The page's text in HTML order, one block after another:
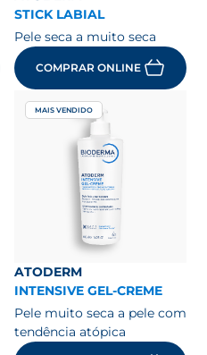
STICK LABIAL
Pele seca a muito seca
COMPRAR ONLINE
MAIS VENDIDO
ATODERM
INTENSIVE GEL-CREME
Pele muito seca a pele com
tendência atópica